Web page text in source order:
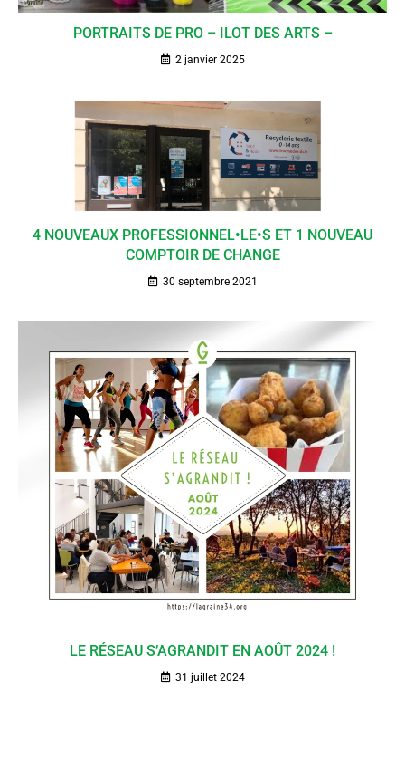
PORTRAITS DE PRO – ILOT DES ARTS –
2 janvier 2025
4 NOUVEAUX PROFESSIONNEL•LE•S ET 1 NOUVEAU
COMPTOIR DE CHANGE
30 septembre 2021
LE RÉSEAU S’AGRANDIT EN AOÛT 2024 !
31 juillet 2024